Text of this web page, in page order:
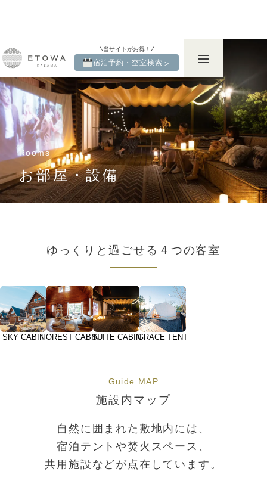
当サイトがお得！
宿泊予約・空室検索 ＞
Rooms
お部屋・設備
ゆっくりと過ごせる４つの客室
SKY CABINFOREST CABINSUITE CABINGRACE TENT
Guide MAP
施設内マップ
自然に囲まれた敷地内には、
宿泊テントや焚火スペース、
共用施設などが点在しています。